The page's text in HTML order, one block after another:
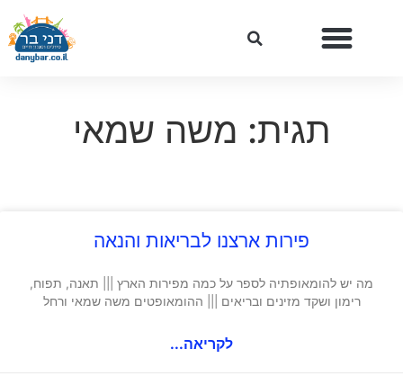
תגית: משה שמאי
פירות ארצנו לבריאות והנאה
מה יש להומאופתיה לספר על כמה מפירות הארץ ||| תאנה, תפוח,
רימון ושקד מזינים ובריאים ||| ההומאופטים משה שמאי ורחל
לקריאה...